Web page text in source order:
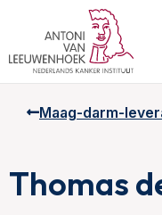
Maag-darm-
Thomas